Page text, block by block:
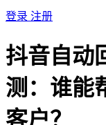
登录 注册
抖音自动
测：谁能
客户？